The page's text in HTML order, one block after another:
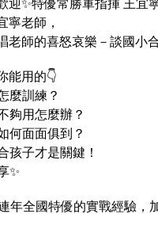
寧老師，
師的喜怒哀樂－談國小
能用的👇
麼訓練？
夠用怎麼辦？
何面面俱到？
孩子才是關鍵！
✨
年全國特優的實戰經驗，